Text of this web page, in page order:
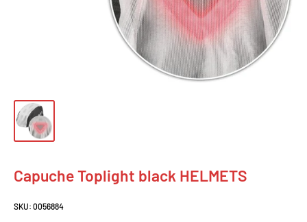
Capuche Toplight black HELMETS
SKU: 0056884